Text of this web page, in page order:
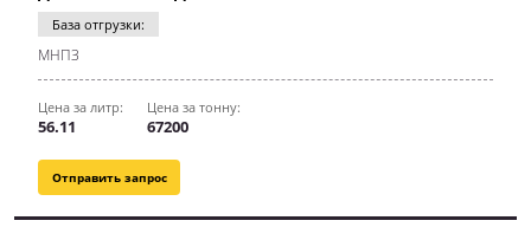
Отправить запрос
База отгрузки:
МНПЗ
Цена за литр:
56.11
Цена за тонну:
67200